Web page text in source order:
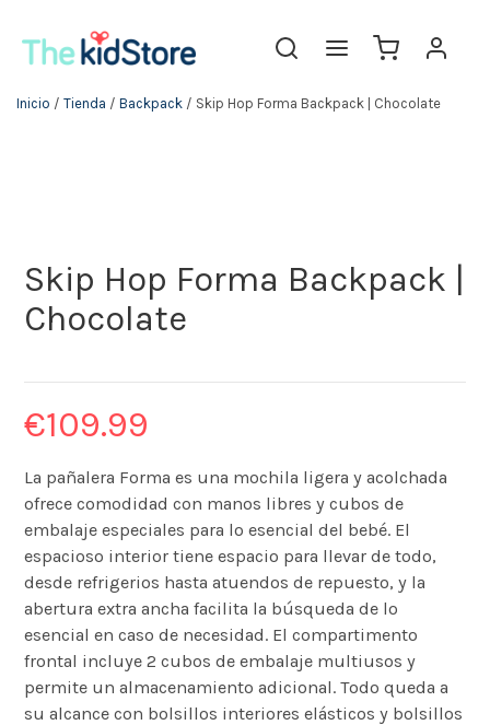
Inicio / Tienda / Backpack / Skip Hop Forma Backpack | Chocolate
Skip Hop Forma Backpack |
Chocolate
€109.99
La pañalera Forma es una mochila ligera y acolchada
ofrece comodidad con manos libres y cubos de
embalaje especiales para lo esencial del bebé. El
espacioso interior tiene espacio para llevar de todo,
desde refrigerios hasta atuendos de repuesto, y la
abertura extra ancha facilita la búsqueda de lo
esencial en caso de necesidad. El compartimento
frontal incluye 2 cubos de embalaje multiusos y
permite un almacenamiento adicional. Todo queda a
su alcance con bolsillos interiores elásticos y bolsillos